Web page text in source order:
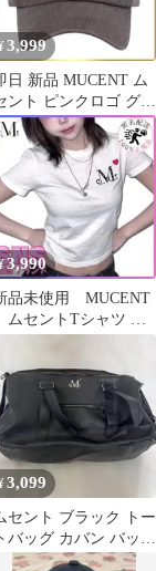
3,999
日 新品 MUCENT ム
ント ピンクロゴ グレ
キャップ 帽子 アイ
3,990
品未使用 MUCENT
ムセントTシャツ ホ
イト 半袖
3,099
セント ブラック トー
バッグ カバン バッグ
通学 MUCENT